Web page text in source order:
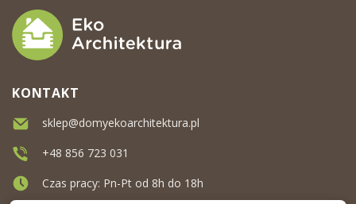
KONTAKT
sklep@domyekoarchitektura.pl
+48 856 723 031
Czas pracy: Pn-Pt od 8h do 18h